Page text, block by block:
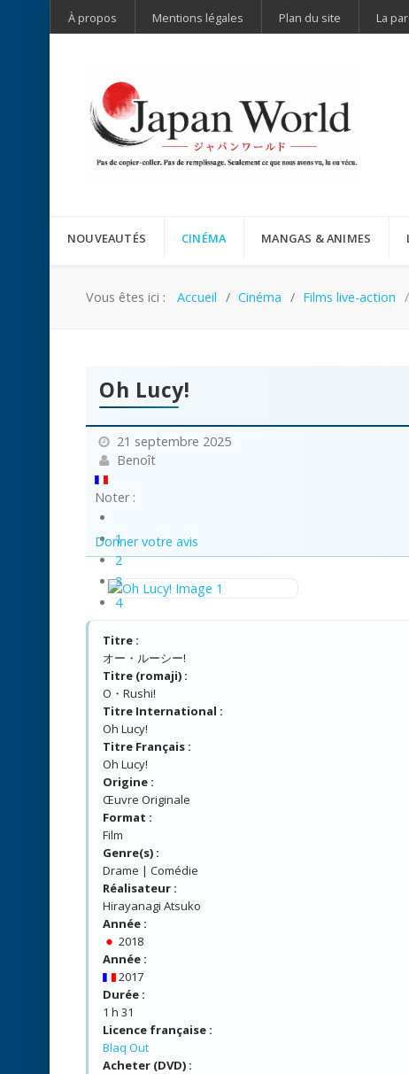
À propos Mentions légales Plan du site La
NOUVEAUTÉS CINÉMA MANGAS & ANIMES
Vous êtes ici : Accueil Cinéma Films live-action
Oh Lucy!
21 septembre 2025
Benoît
Noter :
1
2
3
4
5
Donner votre avis
Titre :
オー・ルーシー!
Titre (romaji) :
O・Rushi!
Titre International :
Oh Lucy!
Titre Français :
Oh Lucy!
Origine :
Œuvre Originale
Format :
Film
Genre(s) :
Drame | Comédie
Réalisateur :
Hirayanagi Atsuko
Année :
2018
Année :
2017
Durée :
1 h 31
Licence française :
Blaq Out
Acheter (DVD) :